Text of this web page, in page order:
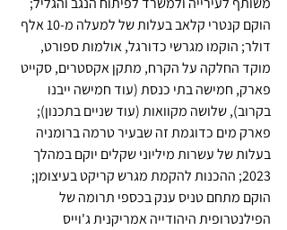
הוקם קנטרי קלאב בעלות של למעלה מ-10 אלף
דולר; הוקמו מגרשי כדורגל, אולמות ספורט,
מוקד החלקה על הקרח, מתקן אקסטרים, סקייט
פארק, חמישה בתי כנסת (עוד חמישה ייבנו
בקרוב), שלושה מקוואות (עוד שניים בתכנון);
פארק מים כדוגמת זה שבעיר טרמה ברומניה
בעלות של עשרות מיליוני שקלים יוקם במהלך
2023; ההכנות להקמת מגרש קריקט בעיצומן;
הוקם מתחם טניס ענק בכספי תרומה של
הפילנטרופית היהודייה אמריקנית ג'וייס